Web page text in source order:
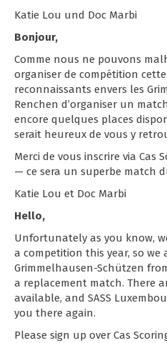
Katie Lou und Doc Marbi
Bonjour,
Comme nous ne pouvons
organiser de compétition
reconnaissants envers les
Renchen d’organiser un
encore quelques places
serait heureux de vous y
Merci de vous inscrire via Cas
— ce sera un superbe match
Katie Lou et Doc Marbi
Hello,
Unfortunately as you know,
a competition this year, so
Grimmelhausen-Schützen
a replacement match. There
available, and SASS
you there again.
Please sign up over Cas